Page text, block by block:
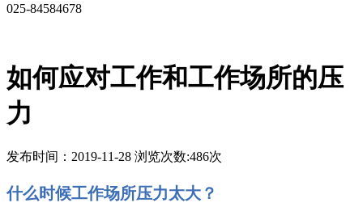
025-84584678
如何应对工作和工作场所的压
力
发布时间：2019-11-28 浏览次数:486次
什么时候工作场所压力太大？